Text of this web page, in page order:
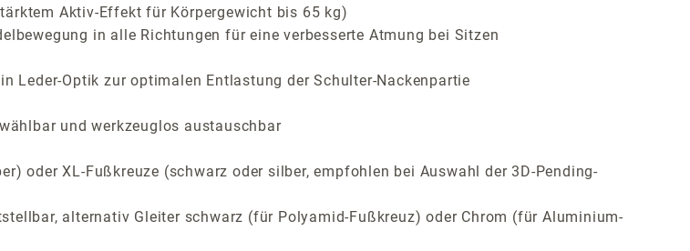
Aktiv-Effekt für Körpergewicht bis 65 kg)
in alle Richtungen für eine verbesserte Atmung bei Sitzen
Leder-Optik zur optimalen Entlastung der Schulter-Nackenpartie
und werkzeuglos austauschbar
oder XL-Fußkreuze (schwarz oder silber, empfohlen bei Auswahl der 3D-Pending-
alternativ Gleiter schwarz (für Polyamid-Fußkreuz) oder Chrom (für Aluminium-